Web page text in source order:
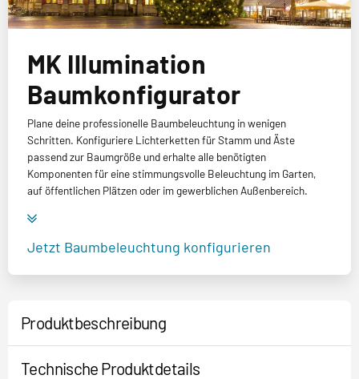
MK Illumination
Baumkonfigurator
Plane deine professionelle Baumbeleuchtung in wenigen
Schritten. Konfiguriere Lichterketten für Stamm und Äste
passend zur Baumgröße und erhalte alle benötigten
Komponenten für eine stimmungsvolle Beleuchtung im Garten,
auf öffentlichen Plätzen oder im gewerblichen Außenbereich.
Jetzt Baumbeleuchtung konfigurieren
Produktbeschreibung
Technische Produktdetails